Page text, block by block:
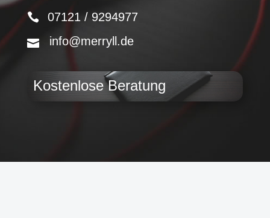
07121 / 9294977
info@merryll.de
Kostenlose Beratung